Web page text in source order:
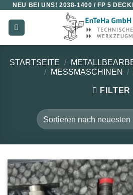
Zum
Inhalt
springen
NEU BEI UNS!2038-1400 / FP 5
STARTSEITE /
/
MESSMASCHINEN /
FILTER